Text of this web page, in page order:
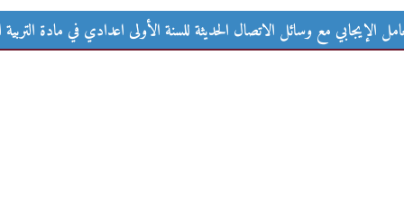
الحديثة للسنة الأولى اعدادي في مادة التربية الاسلامية
الإيجابي مع وسائل الاتصال الحديثة للسنة الأولى اعدادي في مادة التربية